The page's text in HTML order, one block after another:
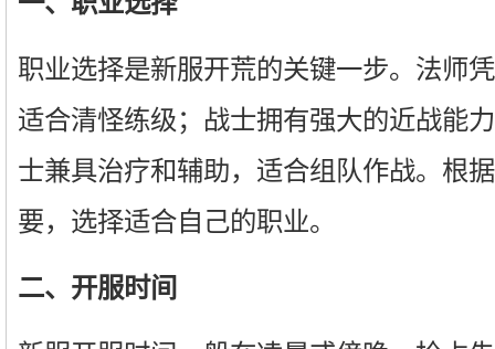
职业选择是新服开荒的关键一步。法师
适合清怪练级；战士拥有强大的近战能
士兼具治疗和辅助，适合组队作战。根
要，选择适合自己的职业。
二、开服时间